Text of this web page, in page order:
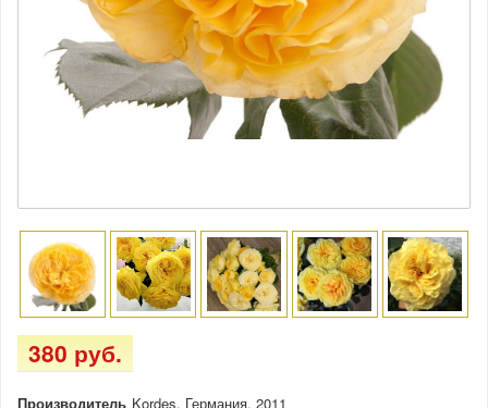
380 руб.
Производитель Kordes, Германия, 2011